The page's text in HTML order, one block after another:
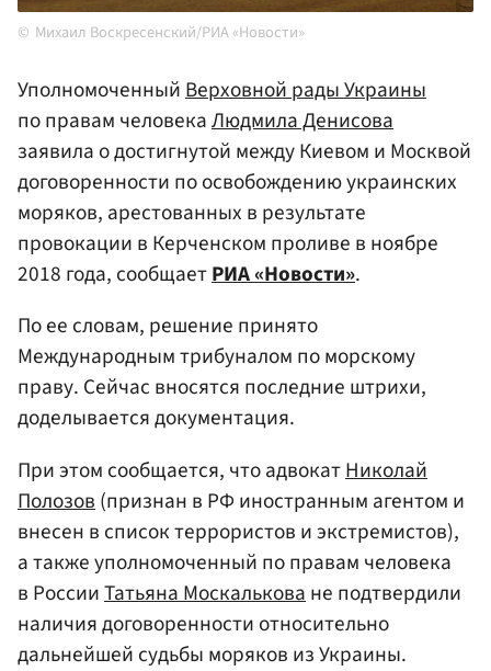
Михаил Воскресенский/РИА «Новости»
УполномоченныйВерховной рады Украины
по правам человекаЛюдмила Денисова
заявила о достигнутой между Киевом и Москвой
договоренности по освобождению украинских
моряков, арестованных в результате
провокации в Керченском проливе в ноябре
2018 года, сообщаетРИА «Новости».
По ее словам, решение принято
Международным трибуналом по морскому
праву. Сейчас вносятся последние штрихи,
доделывается документация.
При этом сообщается, что адвокатНиколай
Полозов (признан в РФ иностранным агентом и
внесен в список террористов и экстремистов),
а также уполномоченный по правам человека
в РоссииТатьяна Москалькова не подтвердили
наличия договоренности относительно
дальнейшей судьбы моряков из Украины.